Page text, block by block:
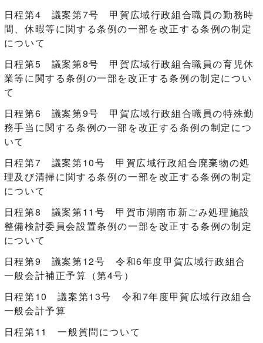
日程第4 議案第7号 甲賀広域行政組合職員の勤務時
間、休暇等に関する条例の一部を改正する条例の制定
について
日程第5 議案第8号 甲賀広域行政組合職員の育児休
業等に関する条例の一部を改正する条例の制定につい
て
日程第6 議案第9号 甲賀広域行政組合職員の特殊勤
務手当に関する条例の一部を改正する条例の制定につ
いて
日程第7 議案第10号 甲賀広域行政組合廃棄物の処
理及び清掃に関する条例の一部を改正する条例の制定
について
日程第8 議案第11号 甲賀市湖南市新ごみ処理施設
整備検討委員会設置条例の一部を改正する条例の制定
について
日程第9 議案第12号 令和6年度甲賀広域行政組合
一般会計補正予算（第4号）
日程第10 議案第13号 令和7年度甲賀広域行政組合
一般会計予算
日程第11 一般質問について